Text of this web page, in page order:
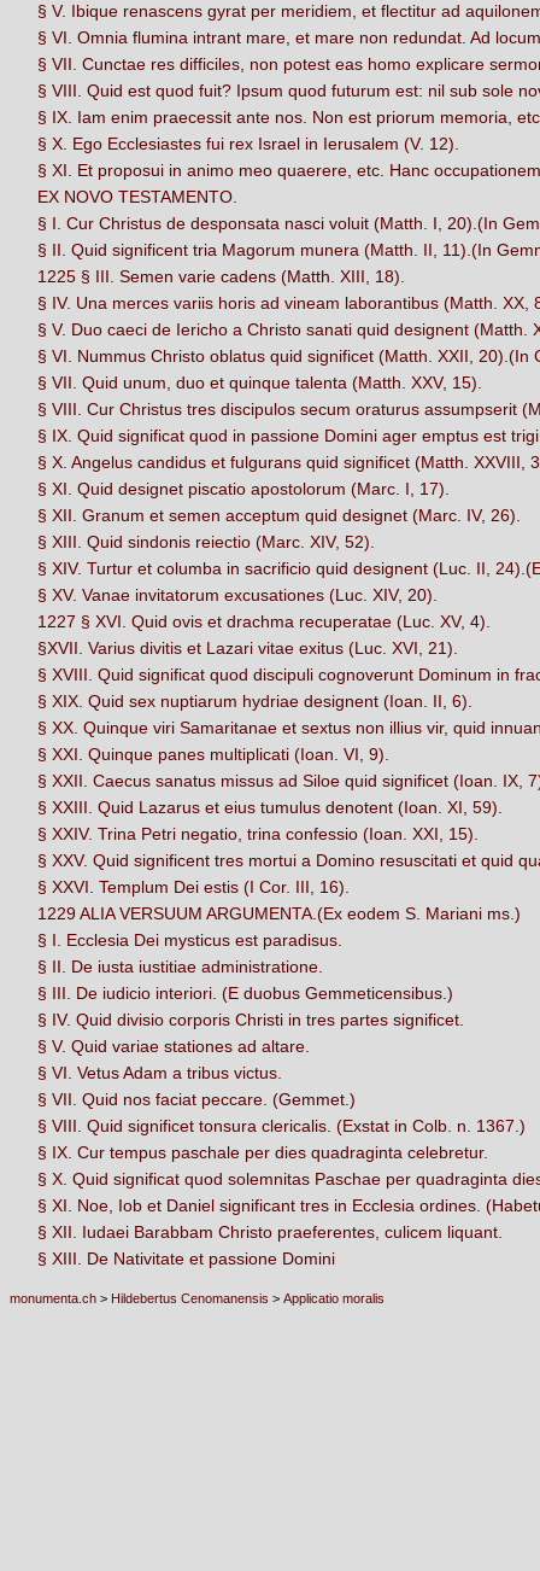
§ V. Ibique renascens gyrat per meridiem, et flectitur ad
§ VI. Omnia flumina intrant mare, et mare non redundat. Ad
§ VII. Cunctae res difficiles, non potest eas homo explicare
§ VIII. Quid est quod fuit? Ipsum quod futurum est: nil sub sole
§ IX. Iam enim praecessit ante nos. Non est priorum memoria,
§ X. Ego Ecclesiastes fui rex Israel in Ierusalem (V. 12).
§ XI. Et proposui in animo meo quaerere, etc. Hanc
EX NOVO TESTAMENTO.
§ I. Cur Christus de desponsata nasci voluit (Matth. I, 20).(In
§ II. Quid significent tria Magorum munera (Matth. II, 11).(In
1225 § III. Semen varie cadens (Matth. XIII, 18).
§ IV. Una merces variis horis ad vineam laborantibus (Matth. XX,
§ V. Duo caeci de Iericho a Christo sanati quid designent (Matth.
§ VI. Nummus Christo oblatus quid significet (Matth. XXII, 20).(In
§ VII. Quid unum, duo et quinque talenta (Matth. XXV, 15).
§ VIII. Cur Christus tres discipulos secum oraturus assumpserit
§ IX. Quid significat quod in passione Domini ager emptus est
§ X. Angelus candidus et fulgurans quid significet (Matth. XXVIII,
§ XI. Quid designet piscatio apostolorum (Marc. I, 17).
§ XII. Granum et semen acceptum quid designet (Marc. IV, 26).
§ XIII. Quid sindonis reiectio (Marc. XIV, 52).
§ XIV. Turtur et columba in sacrificio quid designent (Luc. II,
§ XV. Vanae invitatorum excusationes (Luc. XIV, 20).
1227 § XVI. Quid ovis et drachma recuperatae (Luc. XV, 4).
§XVII. Varius divitis et Lazari vitae exitus (Luc. XVI, 21).
§ XVIII. Quid significat quod discipuli cognoverunt Dominum in
§ XIX. Quid sex nuptiarum hydriae designent (Ioan. II, 6).
§ XX. Quinque viri Samaritanae et sextus non illius vir, quid
§ XXI. Quinque panes multiplicati (Ioan. VI, 9).
§ XXII. Caecus sanatus missus ad Siloe quid significet (Ioan. IX,
§ XXIII. Quid Lazarus et eius tumulus denotent (Ioan. XI, 59).
§ XXIV. Trina Petri negatio, trina confessio (Ioan. XXI, 15).
§ XXV. Quid significent tres mortui a Domino resuscitati et quid
§ XXVI. Templum Dei estis (I Cor. III, 16).
1229 ALIA VERSUUM ARGUMENTA.(Ex eodem S. Mariani ms.)
§ I. Ecclesia Dei mysticus est paradisus.
§ II. De iusta iustitiae administratione.
§ III. De iudicio interiori. (E duobus Gemmeticensibus.)
§ IV. Quid divisio corporis Christi in tres partes significet.
§ V. Quid variae stationes ad altare.
§ VI. Vetus Adam a tribus victus.
§ VII. Quid nos faciat peccare. (Gemmet.)
§ VIII. Quid significet tonsura clericalis. (Exstat in Colb. n. 1367.)
§ IX. Cur tempus paschale per dies quadraginta celebretur.
§ X. Quid significat quod solemnitas Paschae per quadraginta
§ XI. Noe, Iob et Daniel significant tres in Ecclesia ordines.
§ XII. Iudaei Barabbam Christo praeferentes, culicem liquant.
§ XIII. De Nativitate et passione Domini
monumenta.ch > Hildebertus Cenomanensis > Applicatio moralis